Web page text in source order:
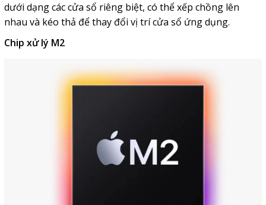
dưới dạng các cửa sổ riêng biệt, có thể xếp chồng lên
nhau và kéo thả để thay đổi vị trí cửa sổ ứng dụng.
Chip xử lý M2